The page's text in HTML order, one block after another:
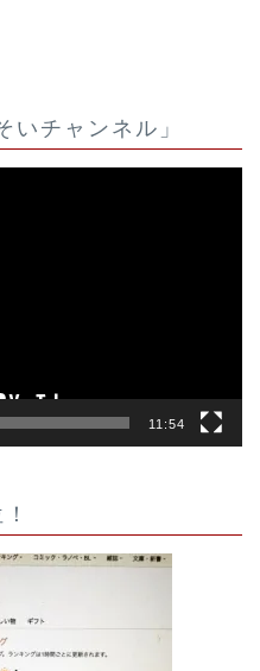
いチャンネル」
11:54